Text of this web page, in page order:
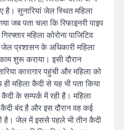
है। सुनारियां जेल स्थित महिला
जब पता चला कि रिफाइनरी पाइप
महिला कोरोना पाजिटिव
प्रशासन के अधिकारी महिला
शुरू कराया। इसी दौरान
कारागार पहुंची और महिला को
महिला कैदी से यह भी पता किया
के सम्पर्क में रही है। महिला
बंद है और इस दौरान वह कई
है। जेल में इससे पहले भी तीन कैदी